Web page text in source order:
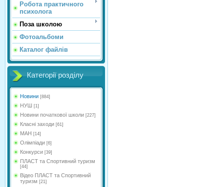
Робота практичного
психолога
Поза школою
Фотоальбоми
Каталог файлів
Категорії розділу
Новини [884]
НУШ [1]
Новини початкової школи [227]
Класні заходи [61]
МАН [14]
Олімпіади [6]
Конкурси [39]
ПЛАСТ та Спортивний туризм
[44]
Відео ПЛАСТ та Спортивний
туризм [21]